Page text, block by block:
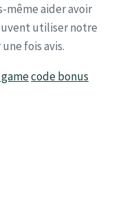
aider avoir
utiliser notre
fois avis.
code bonus